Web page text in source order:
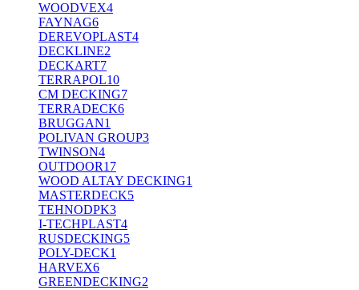
WOODVEX4
FAYNAG6
DEREVOPLAST4
DECKLINE2
DECKART7
TERRAPOL10
CM DECKING7
TERRADECK6
BRUGGAN1
POLIVAN GROUP3
TWINSON4
OUTDOOR17
WOOD ALTAY DECKING1
MASTERDECK5
TEHNODPK3
I-TECHPLAST4
RUSDECKING5
POLY-DECK1
HARVEX6
GREENDECKING2